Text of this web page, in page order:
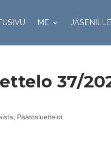
ME JÄSENILLE
37/
Päätösluettelot